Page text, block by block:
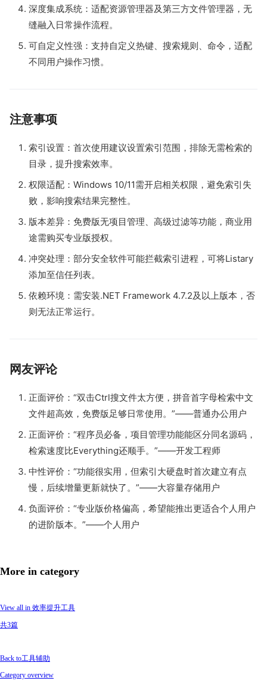
深度集成系统：适配资源管理器及第三方文件管理器，无
缝融入日常操作流程。
可自定义性强：支持自定义热键、搜索规则、命令，适配
不同用户操作习惯。
注意事项
索引设置：首次使用建议设置索引范围，排除无需检索的
目录，提升搜索效率。
权限适配：Windows 10/11需开启相关权限，避免索引失
败，影响搜索结果完整性。
版本差异：免费版无项目管理、高级过滤等功能，商业用
途需购买专业版授权。
冲突处理：部分安全软件可能拦截索引进程，可将Listary
添加至信任列表。
依赖环境：需安装.NET Framework 4.7.2及以上版本，否
则无法正常运行。
网友评论
正面评价：“双击Ctrl搜文件太方便，拼音首字母检索中文
文件超高效，免费版足够日常使用。”——普通办公用户
正面评价：“程序员必备，项目管理功能能区分同名源码，
检索速度比Everything还顺手。”——开发工程师
中性评价：“功能很实用，但索引大硬盘时首次建立有点
慢，后续增量更新就快了。”——大容量存储用户
负面评价：“专业版价格偏高，希望能推出更适合个人用户
的进阶版本。”——个人用户
More in category
View all in 效率提升工具
共3篇
Back to工具辅助
Category overview